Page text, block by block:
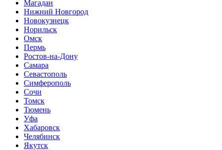
Магадан
Нижний Новгород
Новокузнецк
Норильск
Омск
Пермь
Ростов-на-Дону
Самара
Севастополь
Симферополь
Сочи
Томск
Тюмень
Уфа
Хабаровск
Челябинск
Якутск